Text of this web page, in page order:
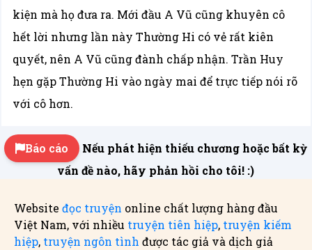
kiện mà họ đưa ra. Mới đầu A Vũ cũng khuyên cô
hết lời nhưng lần này Thường Hi có vẻ rất kiên
quyết, nên A Vũ cũng đành chấp nhận. Trần Huy
hẹn gặp Thường Hi vào ngày mai để trực tiếp nói rõ
với cô hơn.
Báo cáo
Nếu phát hiện thiếu chương hoặc bất kỳ
vấn đề nào, hãy phản hồi cho tôi! :)
Website đọc truyện online chất lượng hàng đầu
Việt Nam, với nhiều truyện tiên hiệp, truyện kiếm
hiệp, truyện ngôn tình được tác giả và dịch giả